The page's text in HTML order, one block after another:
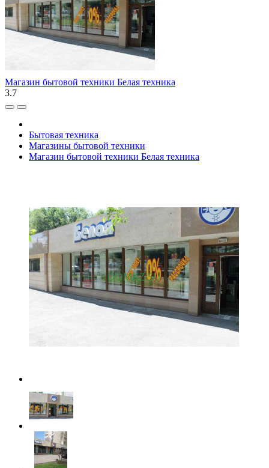
Магазин бытовой техники Белая техника
3.7
Бытовая техника
Магазины бытовой техники
Магазин бытовой техники Белая техника